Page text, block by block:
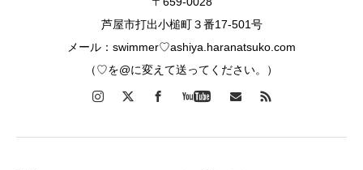
芦屋市打出小槌町３番17-501号
メール：swimmer♡ashiya.haranatsuko.com
（♡を@に変えて送ってください。）